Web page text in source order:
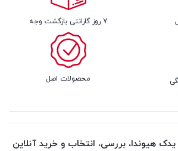
7 روز گارانتی بازگشت وجه
محصولات اصل
یدک هیوندا، بررسی، انتخاب و خرید آنلاین